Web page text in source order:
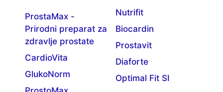
ProstaMax -
Prirodni preparat za
zdravlje prostate
CardioVita
GlukoNorm
Nutrifit
Biocardin
Prostavit
Diaforte
Optimal Fit SI